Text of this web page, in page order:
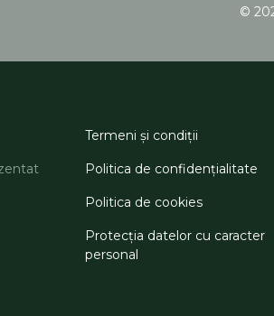
©
Termeni şi condiţii
Politica de confidenţialitate
Politica de cookies
Protecţia datelor cu caracter
personal